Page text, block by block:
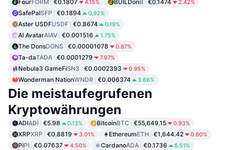
FourFORM €0.1807 4.15% BUILDonB €0.1474 2.42%
SafePalSFP €0.1894 0.92%
Aster USDFUSDF €0.8674 0.19%
AI AvatarAIAV €0.001516 1.75%
The DonsDONS €0.00001078 0.87%
Ta-daTADA €0.0001279 7.97%
Nebula3 GameFiSN3 €0.0002393 0.95%
Wonderman NationWNDR €0.006374 3.66%
Die meistaufegrufenen
Kryptowährungen
ADIADI €5.98 0.13% BitcoinBTC €55,649.15 0.93%
XRPXRP €0.8819 3.01% EthereumETH €1,644.42 0.60%
PiPI €0.07637 4.50% CardanoADA €0.1736 6.51%